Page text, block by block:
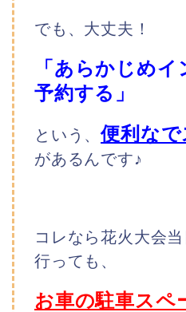
でも、大丈夫！
「あらかじめ
予約する」
という、便利な
があるんです♪
コレなら花火大会
行っても、
お車の駐車スペ